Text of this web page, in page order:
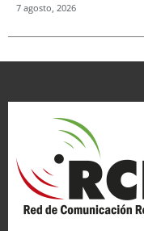
7 agosto, 2026